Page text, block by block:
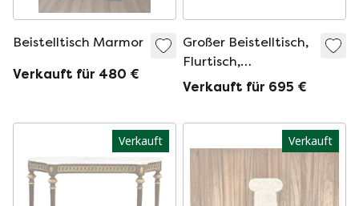
Beistelltisch Marmor
Verkauft für 480 €
Großer Beistelltisch,
Flurtisch,
Wandkonsole mit
Maße: 153x60cm
Verkauft für 695 €
Verkauft Verkauft